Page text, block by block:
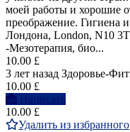
моей работы и хорошие
преображение. Гигиена
Лондона, London, N10
-Мезотерапия, био...
10.00 £
3 лет назад Здоровье-
10.00 £
Написать
10.00 £
Удалить из избранного